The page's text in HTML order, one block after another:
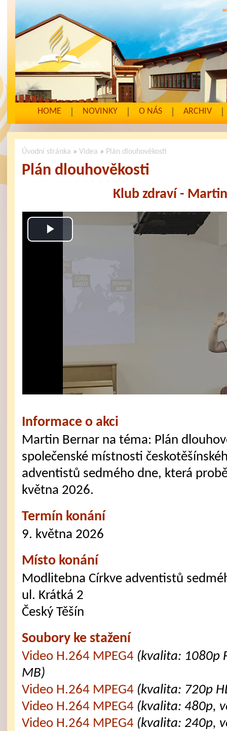
HOME NOVINKY O NÁS ARCHIV
Úvodní stránka » Videa » Plán dlouhověkosti
Plán dlouhověkosti
Klub zdraví -
Play
Video
Informace o akci
Martin Bernar na téma: Plán
společenské místnosti
adventistů sedmého dne, která
května 2026.
Termín konání
9. května 2026
Místo konání
Modlitebna Církve adventistů
ul. Krátká 2
Český Těšín
Soubory ke stažení
Video H.264 MPEG4 (kvalita: 1080p
MB)
Video H.264 MPEG4 (kvalita: 720p
Video H.264 MPEG4 (kvalita: 480p,
Video H.264 MPEG4 (kvalita: 240p,